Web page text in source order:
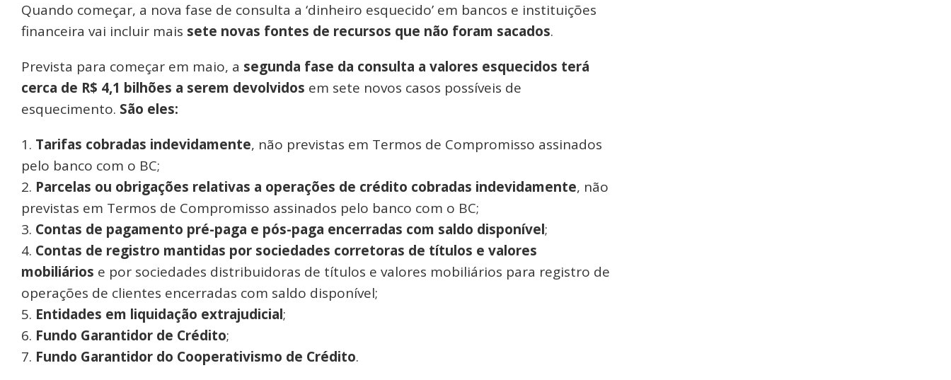
Quando começar, a nova fase de consulta a ‘dinheiro esquecido’ em bancos e instituições
financeira vai incluir mais sete novas fontes de recursos que não foram sacados.
Prevista para começar em maio, a segunda fase da consulta a valores esquecidos terá
cerca de R$ 4,1 bilhões a serem devolvidos em sete novos casos possíveis de
esquecimento. São eles:
Tarifas cobradas indevidamente, não previstas em Termos de Compromisso assinados
pelo banco com o BC;
Parcelas ou obrigações relativas a operações de crédito cobradas indevidamente, não
previstas em Termos de Compromisso assinados pelo banco com o BC;
Contas de pagamento pré-paga e pós-paga encerradas com saldo disponível;
Contas de registro mantidas por sociedades corretoras de títulos e valores
mobiliários e por sociedades distribuidoras de títulos e valores mobiliários para registro de
operações de clientes encerradas com saldo disponível;
Entidades em liquidação extrajudicial;
Fundo Garantidor de Crédito;
Fundo Garantidor do Cooperativismo de Crédito.